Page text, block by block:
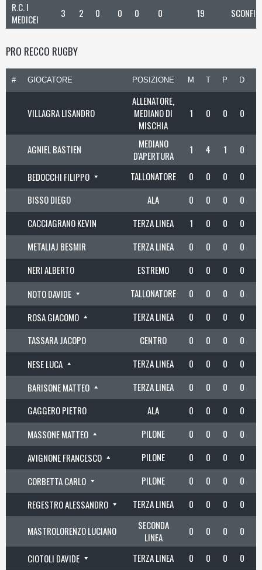
R.C. I
MEDICEI
3 2 0 0 0 0 19
PRO RECCO RUGBY
# GIOCATORE POSIZIONE M T P D
VILLAGRA LISANDRO
ALLENATORE,
MEDIANO DI
MISCHIA
1 0 0 0
AGNIEL BASTIEN
MEDIANO
D'APERTURA
1 4 1 0
BEDOCCHI FILIPPO TALLONATORE 0 0 0 0
BISSO DIEGO
ALA 0 0 0 0
CACCIAGRANO KEVIN
TERZA LINEA 1 0 0 0
METALIAJ BESMIR
TERZA LINEA 0 0 0 0
NERI ALBERTO
ESTREMO 0 0 0 0
NOTO DAVIDE
TALLONATORE 0 0 0 0
ROSA GIACOMO
TERZA LINEA 0 0 0 0
TASSARA JACOPO
CENTRO 0 0 0 0
NESE LUCA
TERZA LINEA 0 0 0 0
BARISONE MATTEO
TERZA LINEA 0 0 0 0
GAGGERO PIETRO
ALA 0 0 0 0
MASSONE MATTEO
PILONE 0 0 0 0
AVIGNONE FRANCESCO
PILONE 0 0 0 0
CORBETTA CARLO
PILONE 0 0 0 0
REGESTRO ALESSANDRO
TERZA LINEA 0 0 0 0
MASTROLORENZO LUCIANO
SECONDA
LINEA
0 0 0 0
CIOTOLI DAVIDE TERZA LINEA 0 0 0 0